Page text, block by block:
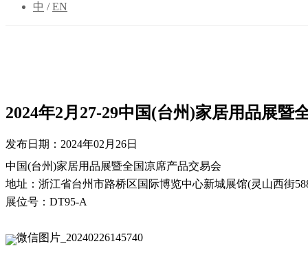
中 /EN
2024年2月27-29中国(台州)家居用品展
发布日期： 2024年02月26日
中国(台州)家居用品展暨全国凉席产品交易会
地址：浙江省台州市路桥区国际博览中心新城展馆(灵山西街
展位号：DT95-A